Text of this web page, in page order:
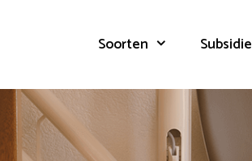
Soorten Subsidie